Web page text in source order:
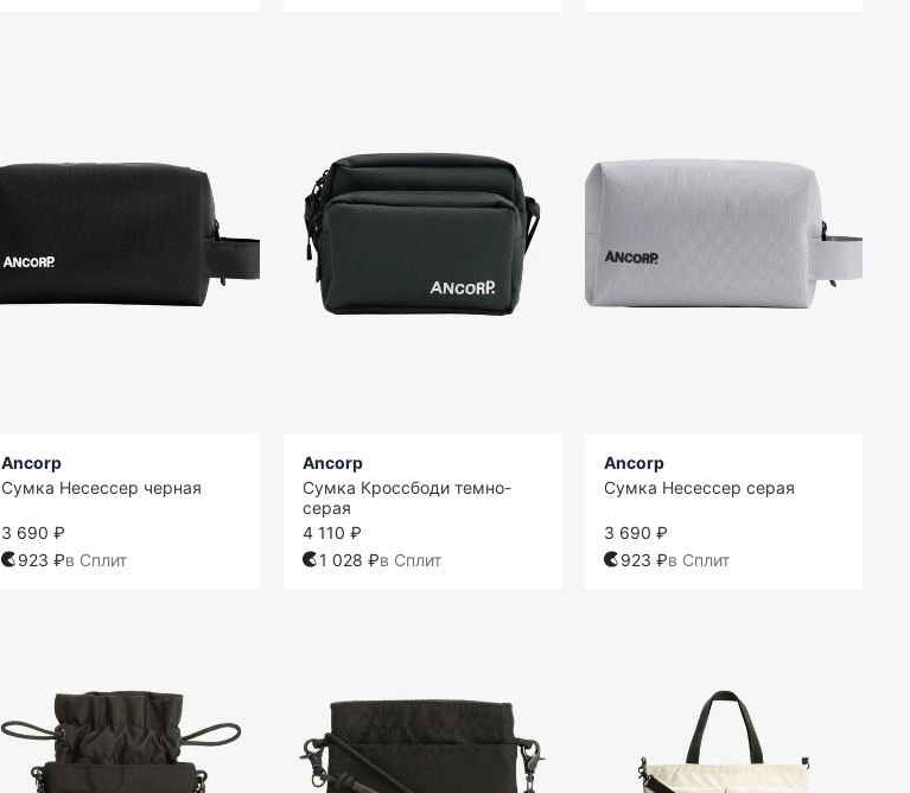
Ancorp
Сумка Несессер черная
3 690 ₽
923 ₽в Сплит
Ancorp
Сумка Кроссбоди темно-
серая
4 110 ₽
1 028 ₽в Сплит
Ancorp
Сумка Несессер серая
3 690 ₽
923 ₽в Сплит